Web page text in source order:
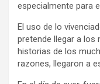
especialmente para
El uso de lo
pretende llegar a los
historias de los
razones, llegaron a